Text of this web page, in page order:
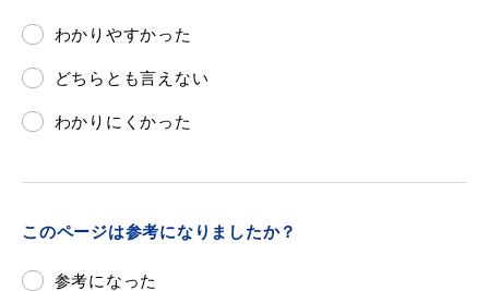
公共施設
便利なサービス
わかりやすかった
どちらとも言えない
わかりにくかった
このページは参考になりましたか？
参考になった